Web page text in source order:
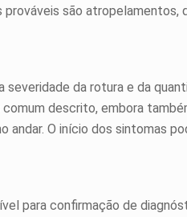
prováveis são atropelamentos,
severidade da rotura e da
descrito, embora
andar. O início dos sintomas
para confirmação de